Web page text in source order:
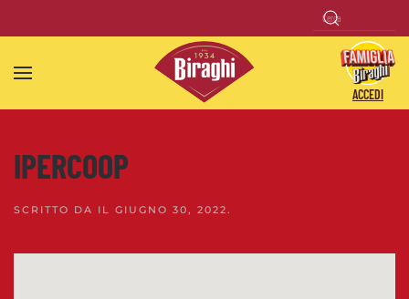
Skip to main content
ACCEDI
IPERCOOP
SCRITTO DA IL GIUGNO 30, 2022.